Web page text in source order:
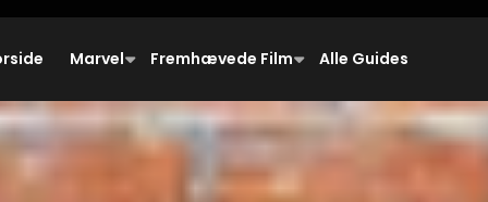
Marvel Fremhævede Film Alle Guides